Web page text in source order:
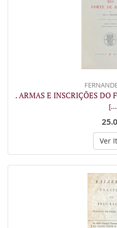
. ARMAS E INSCRIÇÕES DO
Ver